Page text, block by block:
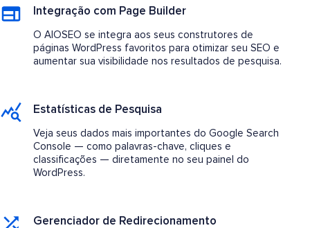
Integração com Page Builder
O AIOSEO se integra aos seus construtores de
páginas WordPress favoritos para otimizar seu SEO e
aumentar sua visibilidade nos resultados de pesquisa.
Estatísticas de Pesquisa
Veja seus dados mais importantes do Google Search
Console — como palavras-chave, cliques e
classificações — diretamente no seu painel do
WordPress.
Gerenciador de Redirecionamento